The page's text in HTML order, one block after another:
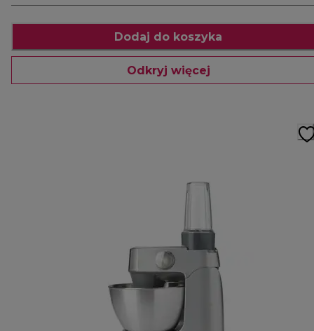
Dodaj do koszyka
Odkryj więcej